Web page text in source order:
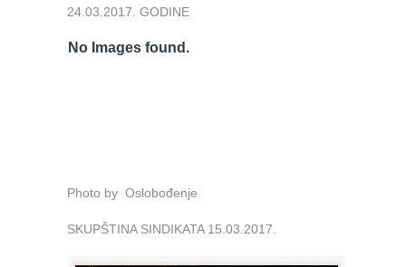
24.03.2017. GODINE
No Images found.
Photo by Oslobođenje
SKUPŠTINA SINDIKATA 15.03.2017.